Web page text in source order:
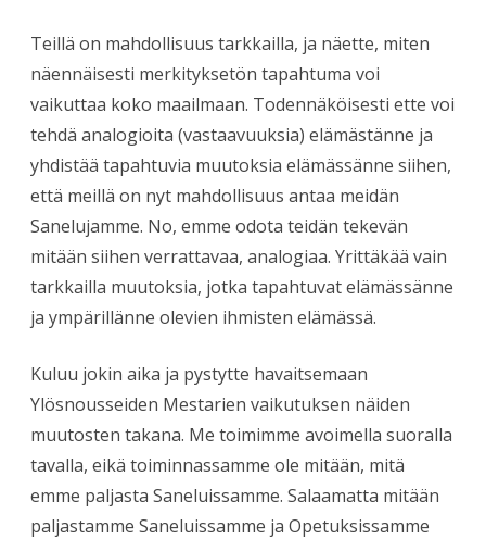
Teillä on mahdollisuus tarkkailla, ja näette, miten
näennäisesti merkityksetön tapahtuma voi
vaikuttaa koko maailmaan. Todennäköisesti ette voi
tehdä analogioita (vastaavuuksia) elämästänne ja
yhdistää tapahtuvia muutoksia elämässänne siihen,
että meillä on nyt mahdollisuus antaa meidän
Sanelujamme. No, emme odota teidän tekevän
mitään siihen verrattavaa, analogiaa. Yrittäkää vain
tarkkailla muutoksia, jotka tapahtuvat elämässänne
ja ympärillänne olevien ihmisten elämässä.
Kuluu jokin aika ja pystytte havaitsemaan
Ylösnousseiden Mestarien vaikutuksen näiden
muutosten takana. Me toimimme avoimella suoralla
tavalla, eikä toiminnassamme ole mitään, mitä
emme paljasta Saneluissamme. Salaamatta mitään
paljastamme Saneluissamme ja Opetuksissamme